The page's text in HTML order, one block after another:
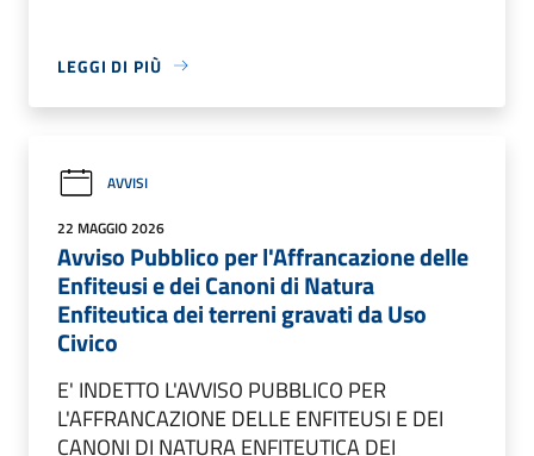
LEGGI DI PIÙ
AVVISI
22 MAGGIO 2026
Avviso Pubblico per l'Affrancazione delle
Enfiteusi e dei Canoni di Natura
Enfiteutica dei terreni gravati da Uso
Civico
E' INDETTO L'AVVISO PUBBLICO PER
L'AFFRANCAZIONE DELLE ENFITEUSI E DEI
CANONI DI NATURA ENFITEUTICA DEI